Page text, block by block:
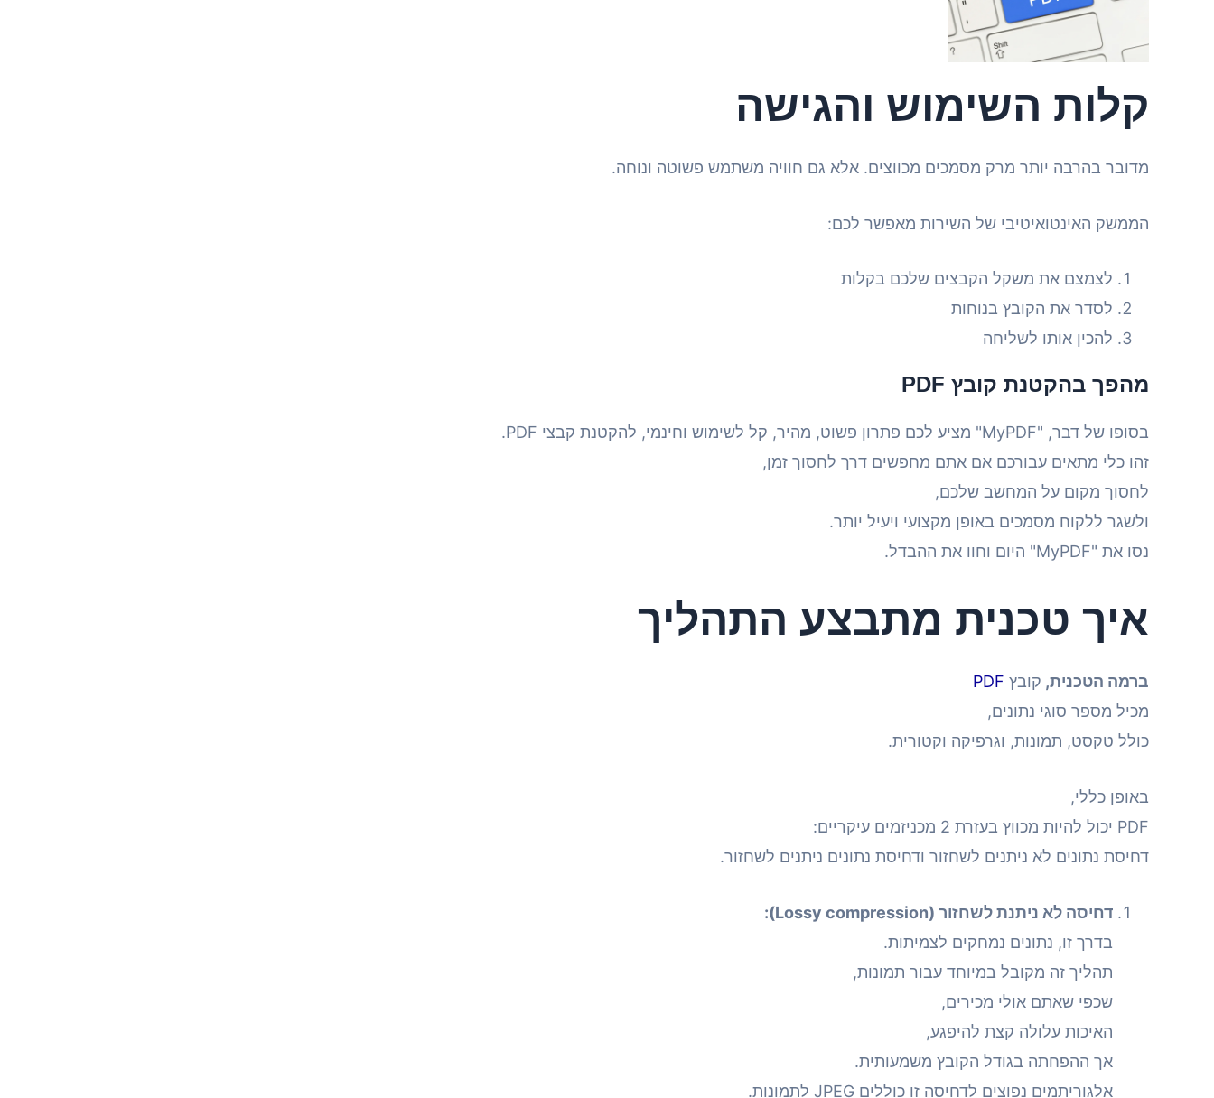
קלות השימוש והגישה
מדובר בהרבה יותר מרק מסמכים מכווצים. אלא גם חוויה משתמש פשוטה ונוחה.
הממשק האינטואיטיבי של השירות מאפשר לכם:
לצמצם את משקל הקבצים שלכם בקלות
לסדר את הקובץ בנוחות
להכין אותו לשליחה
מהפך בהקטנת קובץ PDF
בסופו של דבר, "MyPDF" מציע לכם פתרון פשוט, מהיר, קל לשימוש וחינמי, להקטנת קבצי PDF.
זהו כלי מתאים עבורכם אם אתם מחפשים דרך לחסוך זמן,
לחסוך מקום על המחשב שלכם,
ולשגר ללקוח מסמכים באופן מקצועי ויעיל יותר.
נסו את "MyPDF" היום וחוו את ההבדל.
איך טכנית מתבצע התהליך
ברמה הטכנית, קובץ PDF
מכיל מספר סוגי נתונים,
כולל טקסט, תמונות, וגרפיקה וקטורית.
באופן כללי,
PDF יכול להיות מכווץ בעזרת 2 מכניזמים עיקריים:
דחיסת נתונים לא ניתנים לשחזור ודחיסת נתונים ניתנים לשחזור.
דחיסה לא ניתנת לשחזור (Lossy compression):
בדרך זו, נתונים נמחקים לצמיתות.
תהליך זה מקובל במיוחד עבור תמונות,
שכפי שאתם אולי מכירים,
האיכות עלולה קצת להיפגע,
אך ההפחתה בגודל הקובץ משמעותית.
אלגוריתמים נפוצים לדחיסה זו כוללים JPEG לתמונות.